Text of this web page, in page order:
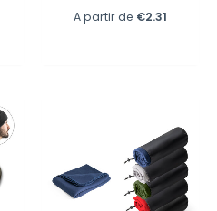
A partir de €2.31